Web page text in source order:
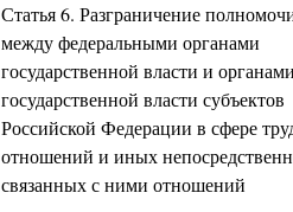
Статья 6. Разграничение
между федеральными органами
государственной власти и органами
государственной власти субъектов
Российской Федерации в сфере
отношений и иных
связанных с ними отношений